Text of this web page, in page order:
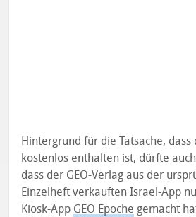
Hintergrund für die Tatsache,
kostenlos enthalten ist, dürfte
dass der GEO-Verlag aus der
Einzelheft verkauften Israel-App
Kiosk-App GEO Epoche gemacht